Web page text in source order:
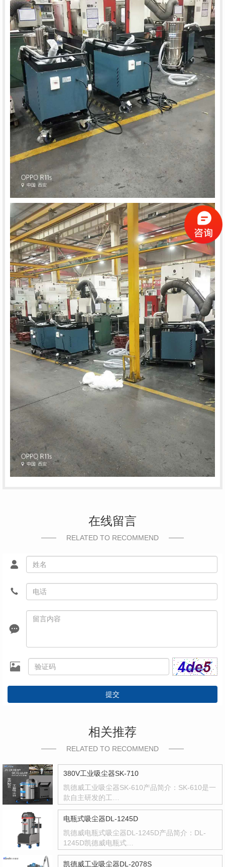
在线留言
RELATED TO RECOMMEND
提交
相关推荐
RELATED TO RECOMMEND
380V工业吸尘器SK-710
凯德威工业吸尘器SK-610产品简介：SK-610是一
款自主研发的工…
电瓶式吸尘器DL-1245D
凯德威电瓶式吸尘器DL-1245D产品简介：DL-
1245D凯德威电瓶式…
凯德威工业吸尘器DL-2078S